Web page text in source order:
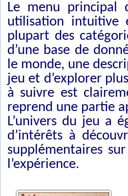
Le menu principal
utilisation intuitive
plupart des
d’une base de
le monde, une
jeu et d’explorer
à suivre est
reprend une partie
L’univers du jeu a
d’intérêts à
supplémentaires
l’expérience.